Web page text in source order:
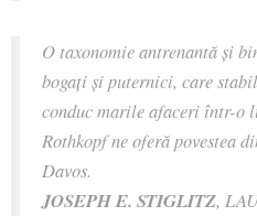
O taxonomie antrenantă şi
bogaţi şi puternici, care
conduc marile afaceri într-o
Rothkopf ne oferă povestea
Davos.
JOSEPH E. STIGLITZ,